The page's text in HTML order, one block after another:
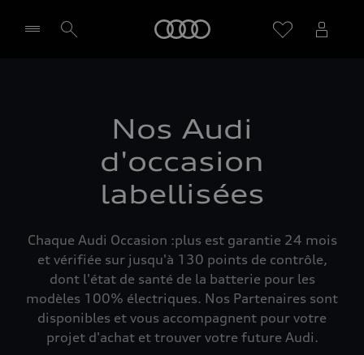
Nos Audi
d'occasion
labellisées
Chaque Audi Occasion :plus est garantie 24 mois
et vérifiée sur jusqu'à 130 points de contrôle,
dont l'état de santé de la batterie pour les
modèles 100% électriques. Nos Partenaires sont
disponibles et vous accompagnent pour votre
projet d'achat et trouver votre future Audi.